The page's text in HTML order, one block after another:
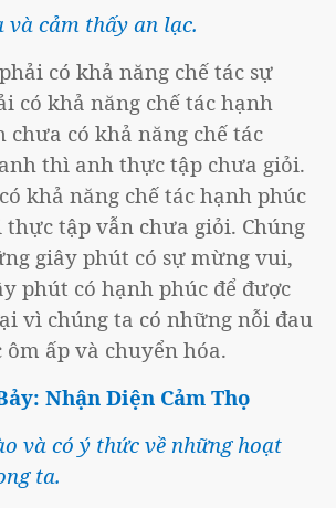
và cảm thấy an lạc.
có khả năng chế tác sự
có khả năng chế tác hạnh
chưa có khả năng chế tác
thì anh thực tập chưa giỏi.
khả năng chế tác hạnh phúc
tập vẫn chưa giỏi. Chúng
giây phút có sự mừng vui,
phút có hạnh phúc để được
vì chúng ta có những nỗi đau
ấp và chuyển hóa.
Nhận Diện Cảm Thọ
và có ý thức về những hoạt
ta.